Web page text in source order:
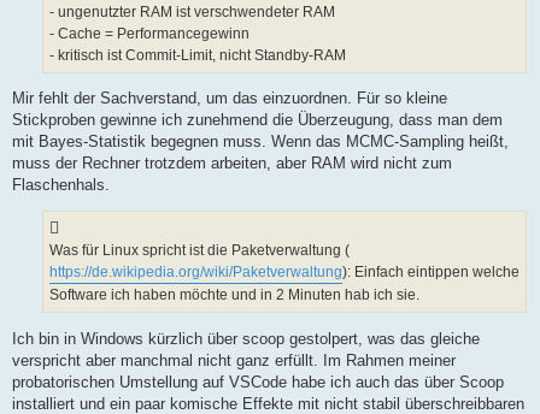
- ungenutzter RAM ist verschwendeter RAM
- Cache = Performancegewinn
- kritisch ist Commit-Limit, nicht Standby-RAM
Mir fehlt der Sachverstand, um das einzuordnen. Für so kleine
Stickproben gewinne ich zunehmend die Überzeugung, dass man dem
mit Bayes-Statistik begegnen muss. Wenn das MCMC-Sampling heißt,
muss der Rechner trotzdem arbeiten, aber RAM wird nicht zum
Flaschenhals.
Was für Linux spricht ist die Paketverwaltung (
https://de.wikipedia.org/wiki/Paketverwaltung): Einfach eintippen welche
Software ich haben möchte und in 2 Minuten hab ich sie.
Ich bin in Windows kürzlich über scoop gestolpert, was das gleiche
verspricht aber manchmal nicht ganz erfüllt. Im Rahmen meiner
probatorischen Umstellung auf VSCode habe ich auch das über Scoop
installiert und ein paar komische Effekte mit nicht stabil überschreibbaren